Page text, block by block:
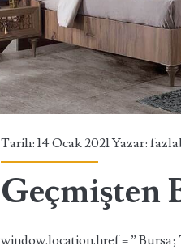
Tarih: 14 Ocak 2021 Yazar:
Geçmişten
window.location.href = ”